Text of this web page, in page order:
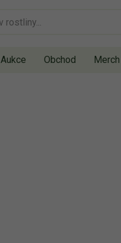
Aukce Obchod Merch